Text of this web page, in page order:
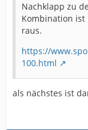
Nachklapp zu
Kombination ist
raus.
https://
100.html
als nächstes ist